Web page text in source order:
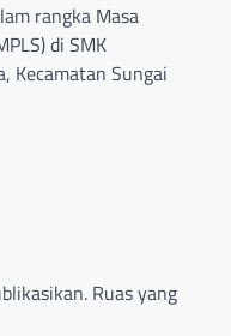
rangka Masa
di SMK
Kecamatan Sungai
Ruas yang